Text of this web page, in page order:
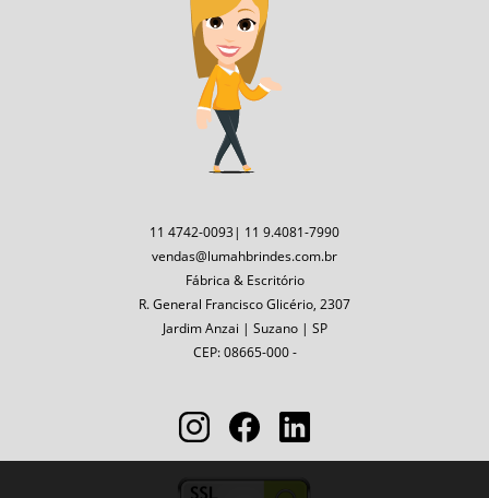
11 4742-0093| 11 9.4081-7990
vendas@lumahbrindes.com.br
Fábrica & Escritório
R. General Francisco Glicério, 2307
Jardim Anzai | Suzano | SP
CEP: 08665-000 -